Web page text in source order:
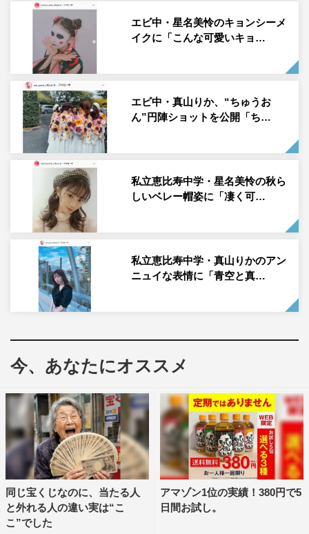
ランニューオペレッタ『Cape jasmine』に出演していた
横山由依（AKB48）、江上敬子（ニッチェ）、あっこゴ
リラ、もも（チャラン・ポ・ランタン）、根本宗子、riko
との集合ショットを投稿した。
この投稿にフォロワーからは「お疲れ様でした! 衣装と
っても似合っててかわいいです ブログ楽しみにしてま
す!」「りったん観たよ～！大丈夫ずっとずっとかわいか
った！！！」「舞台お疲れ様でした！ 舞台用のメイクと
衣装、いつもと違う雰囲気でとっても可愛いです」「素敵
なキャストに囲まれて本当に幸せそうだね ケープジャス
ミンの歌が頭から離れない…！！笑」「莉子ちゃんとても
楽しかったよー！」などのコメントが寄せられている。
私立恵比寿中学・中山莉子公式Instagram：
https://www.instagram.com/nakayama_riko_official/
中山莉子 私立恵比寿中学
エビ中・星名美怜のキョンシーメ
イクに「こんな可愛いキョ…
エビ中・真山りか、“ちゅうお
ん”円陣ショットを公開「ち…
私立恵比寿中学・星名美怜の秋ら
しいベレー帽姿に「凄く可…
私立恵比寿中学・真山りかのアン
ニュイな表情に「青空と真…
今、あなたにオススメ
同じ宝くじなのに、当たる人
と外れる人の違い実は“こ
こ”でした
アマゾン1位の実績！380円で5
日間お試し。